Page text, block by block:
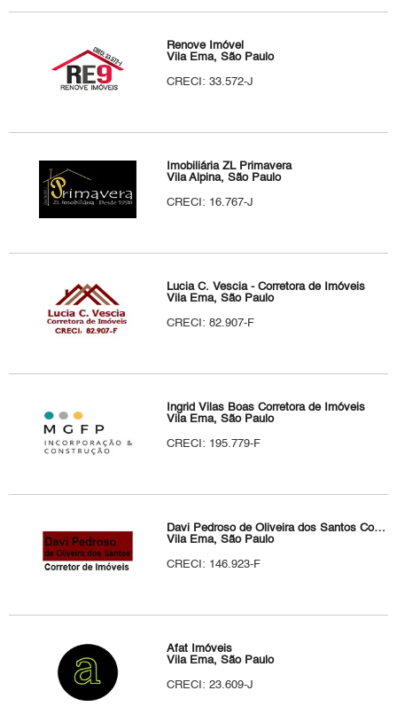
Renove Imóvel
Vila Ema, São Paulo
CRECI: 33.572-J
Imobiliária ZL Primavera
Vila Alpina, São Paulo
CRECI: 16.767-J
Lucia C. Vescia - Corretora de Imóveis
Vila Ema, São Paulo
CRECI: 82.907-F
Ingrid Vilas Boas Corretora de Imóveis
Vila Ema, São Paulo
CRECI: 195.779-F
Davi Pedroso de Oliveira dos Santos Corretor de Imóveis
Vila Ema, São Paulo
CRECI: 146.923-F
Afat Imóveis
Vila Ema, São Paulo
CRECI: 23.609-J